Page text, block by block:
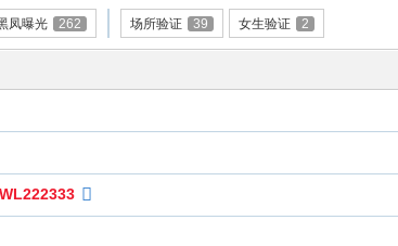
凤曝光 262 场所验证 39 女生验证 2